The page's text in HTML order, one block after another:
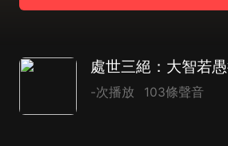
-次播放 103條聲音